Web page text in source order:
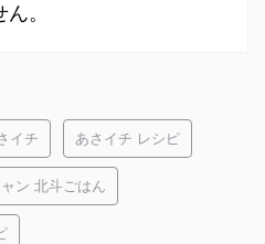
。
イチ あさイチ レシピ
ン 北斗ごはん